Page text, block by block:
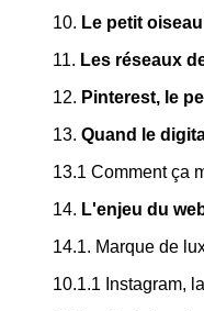
10. Le petit
11. Les réseaux
12. Pinterest, le
13. Quand le
13.1 Comment ça
14. L'enjeu du
14.1. Marque de
10.1.1 Instagram,